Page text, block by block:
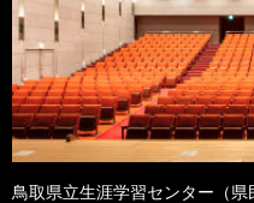
鳥取県立生涯学習センター（県